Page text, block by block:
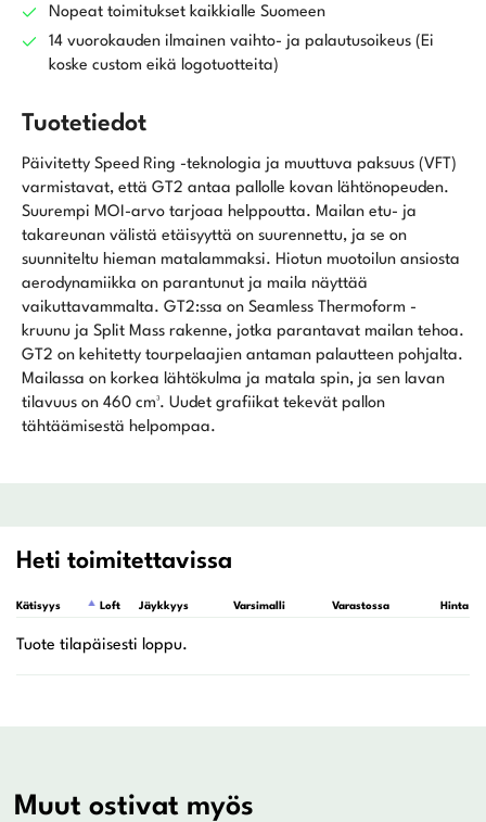
Nopeat toimitukset kaikkialle Suomeen
14 vuorokauden ilmainen vaihto- ja palautusoikeus (Ei
koske custom eikä logotuotteita)
Tuotetiedot
Päivitetty Speed Ring -teknologia ja muuttuva paksuus (VFT)
varmistavat, että GT2 antaa pallolle kovan lähtönopeuden.
Suurempi MOI-arvo tarjoaa helppoutta. Mailan etu- ja
takareunan välistä etäisyyttä on suurennettu, ja se on
suunniteltu hieman matalammaksi. Hiotun muotoilun ansiosta
aerodynamiikka on parantunut ja maila näyttää
vaikuttavammalta. GT2:ssa on Seamless Thermoform -
kruunu ja Split Mass rakenne, jotka parantavat mailan tehoa.
GT2 on kehitetty tourpelaajien antaman palautteen pohjalta.
Mailassa on korkea lähtökulma ja matala spin, ja sen lavan
tilavuus on 460 cm³. Uudet grafiikat tekevät pallon
tähtäämisestä helpompaa.
Heti toimitettavissa
Kätisyys Loft Jäykkyys Varsimalli Varastossa Hinta
Muut ostivat myös